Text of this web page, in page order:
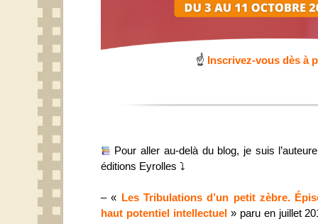
☝ Inscrivez-vous dès à
Pour aller au-delà du blog, je suis
éditions Eyrolles ⤵
– « Les Tribulations d’un petit zèbre.
haut potentiel intellectuel» paru en juillet